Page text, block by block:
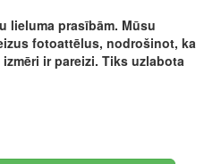
lieluma prasībām. Mūsu
fotoattēlus, nodrošinot, ka
ir pareizi. Tiks uzlabota